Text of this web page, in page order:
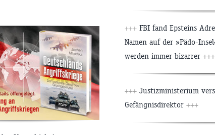
+++ FBI fand Epsteins
Namen auf der »Pädo-
werden immer bizarrer +++
+++ Justizministerium
Gefängnisdirektor +++